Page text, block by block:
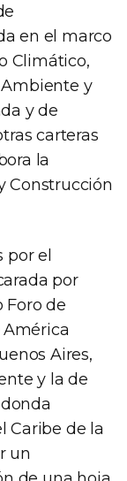
en el marco
Climático,
y
y de
carteras
la
Construcción
el
por
de
Aires,
y la de
Caribe de la
un